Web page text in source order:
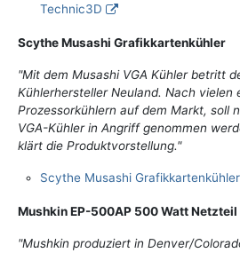
Technic3D
Scythe Musashi Grafikkartenkühler
"Mit dem Musashi VGA Kühler betritt
Kühlerhersteller Neuland. Nach vielen
Prozessorkühlern auf dem Markt, soll
VGA-Kühler in Angriff genommen
klärt die Produktvorstellung."
Scythe Musashi
Mushkin EP-500AP 500 Watt Netzteil
"Mushkin produziert in Denver/